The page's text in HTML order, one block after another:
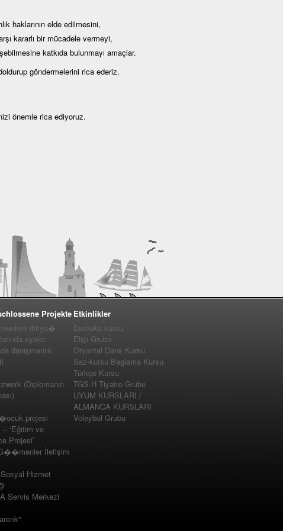
haklarının elde edilmesini,
kararlı bir mücadele vermeyi,
katkıda bulunmayı amaçlar.
göndermelerini rica ederiz.
önemle rica ediyoruz.
Projekte
ihtiya�
eyalet -
danışmanlık
(Diplomanın
projesi
‘Eğitim ve
Projesi’
İletişim
Hizmet
Servis Merkezi
Etkinlikler
Darbuka kursu
Elişi Grubu
Oryantal Dans Kursu
Saz-kursu Baglama Kursu
Türkçe Kursu
TGS-H Tiyatro Grubu
UYUM KURSLARI /
ALMANCA KURSLARI
Voleybol Grubu